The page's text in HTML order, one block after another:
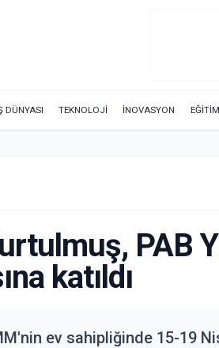
DÜNYASI TEKNOLOJİ İNOVASYON EĞİTİM
PAB
katıldı
ev sahipliğinde 15-19